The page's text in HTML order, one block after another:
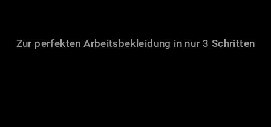
Zur perfekten Arbeitsbekleidung in nur 3 Schritten